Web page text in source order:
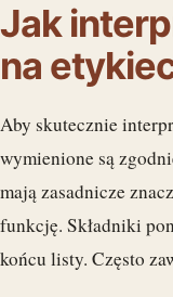
Jak
na
Aby skutecznie
wymienione są
mają zasadnicze
funkcję. Składniki
końcu listy. Często